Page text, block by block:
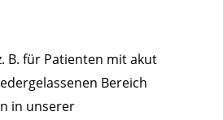
B. für Patienten mit akut
Bereich
in unserer